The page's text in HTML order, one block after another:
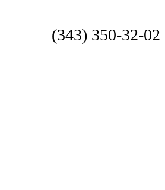
(343) 350-32-02